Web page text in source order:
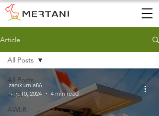
Article
All Posts
AWS
AWLR
All Posts
zanikurnia86
Sep 10, 2024
4 min read